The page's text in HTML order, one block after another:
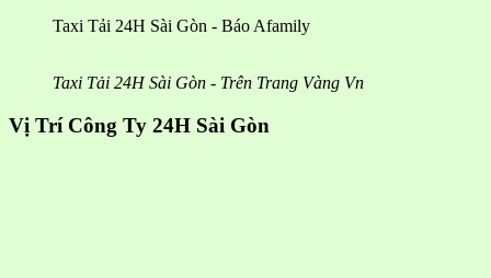
Taxi Tải 24H Sài Gòn - Báo Afamily
Taxi Tải 24H Sài Gòn - Trên Trang Vàng Vn
Vị Trí Công Ty 24H Sài Gòn